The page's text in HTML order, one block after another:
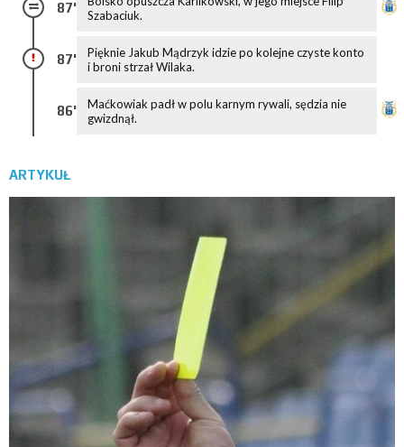
87'
Szabaciuk.
87'
Pięknie Jakub Mądrzyk idzie po kolejne czyste konto
i broni strzał Wilaka.
86'
Maćkowiak padł w polu karnym rywali, sędzia nie
gwizdnął.
ARTYKUŁ